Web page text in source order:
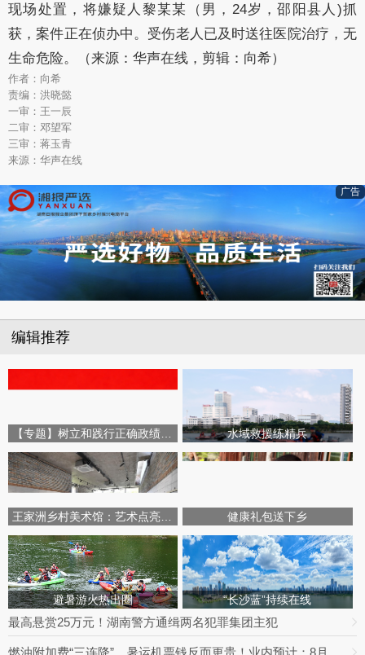
现场处置，将嫌疑人黎某某（男，24岁，邵阳县人)抓
获，案件正在侦办中。受伤老人已及时送往医院治疗，无
生命危险。（来源：华声在线，剪辑：向希）
作者：向希
责编：洪晓懿
一审：王一辰
二审：邓望军
三审：蒋玉青
来源：华声在线
广告
编辑推荐
水域救援练精兵
健康礼包送下乡
避暑游火热出圈 “长沙蓝”持续在线
最高悬赏25万元！湖南警方通缉两名犯罪集团主犯